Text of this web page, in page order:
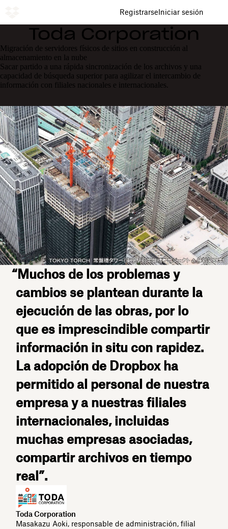
RegistrarseIniciar sesión
Toda Corporation
Migración de servidores físicos de sitios en construcción al
almacenamiento en la nube
Sacar partido a una rápida sincronización de los archivos y una
capacidad de búsqueda superior para agilizar el intercambio de
información con filiales nacionales e internacionales.
“Muchos de los problemas y
cambios se plantean durante la
ejecución de las obras, por lo
que es imprescindible compartir
información in situ con rapidez.
La adopción de Dropbox ha
permitido al personal de nuestra
empresa y a nuestras filiales
internacionales, incluidas
muchas empresas asociadas,
compartir archivos en tiempo
real”.
Toda Corporation
​​Masakazu Aoki, responsable de administración, filial